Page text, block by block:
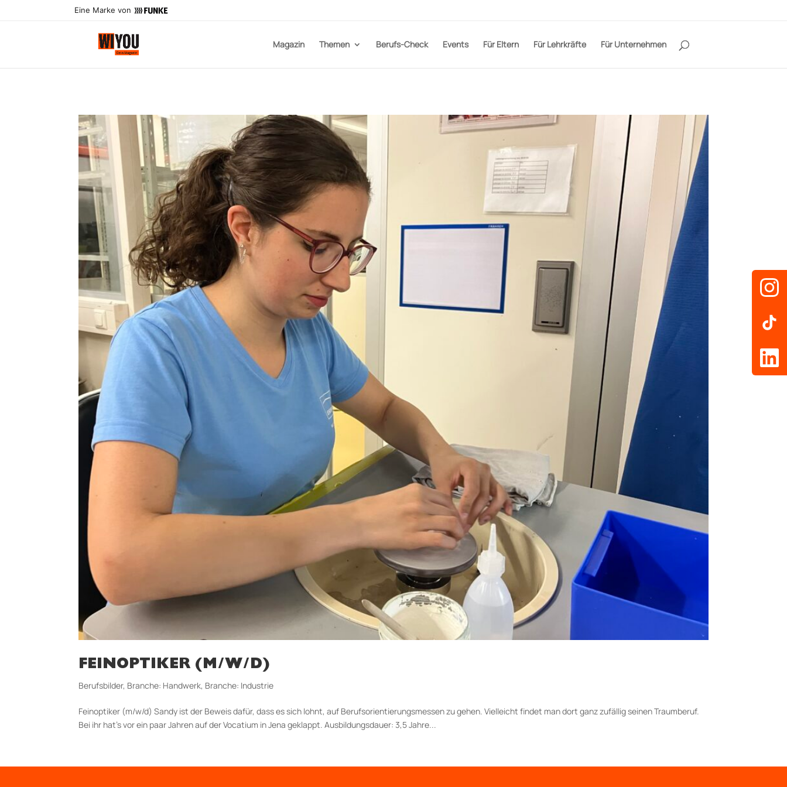
Eine Marke von
Magazin Themen Berufs-Check Events Für Eltern Für Lehrkräfte Für Unternehmen
FEINOPTIKER (M/W/D)
Berufsbilder, Branche: Handwerk, Branche: Industrie
Feinoptiker (m/w/d) Sandy ist der Beweis dafür, dass es sich lohnt, auf Berufsorientierungsmessen zu gehen. Vielleicht findet man dort ganz zufällig seinen Traumberuf.
Bei ihr hat’s vor ein paar Jahren auf der Vocatium in Jena geklappt. Aus­bildungs­dauer: 3,5 Jahre...